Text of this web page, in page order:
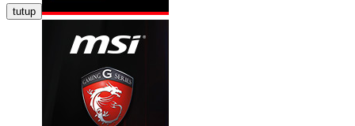
tutup